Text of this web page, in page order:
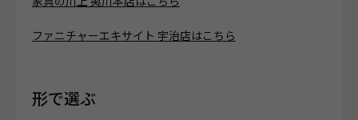
ファニチャーエキサイト 宇治店はこちら
形で選ぶ